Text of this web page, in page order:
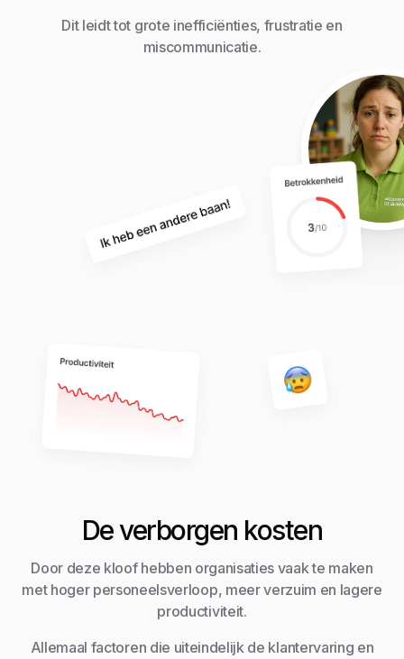
Dit leidt tot grote inefficiënties, frustratie en
miscommunicatie.
De verborgen kosten
Door deze kloof hebben organisaties vaak te maken
met hoger personeelsverloop, meer verzuim en lagere
productiviteit.
Allemaal factoren die uiteindelijk de klantervaring en